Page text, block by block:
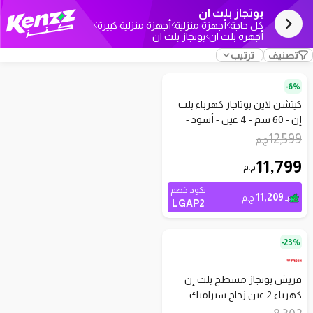
بوتجاز بلت ان
كل حاجة أجهزة منزلية أجهزة منزلية كبيرة
أجهزة بلت ان بوتجاز بلت ان
تصنيف
ترتيب
6%-
كيتشن لاين بوتاجاز كهرباء بلت
إن - 60 سم - 4 عين - أسود -
EN4010
12,599ج.م
11,799ج.م
بـ 11,209 ج.م
بكود خصم
LGAP2
23%-
فريش بوتجاز مسطح بلت إن
كهرباء 2 عين زجاج سيراميك